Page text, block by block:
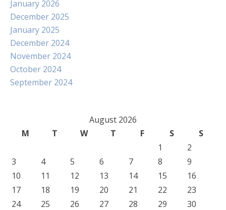
January 2026
December 2025
January 2025
December 2024
November 2024
October 2024
September 2024
August 2026
M
T W T F S
S
1
2
3
4 5 6 7 8
9
10
11 12 13 14 15
16
17
18 19 20 21 22
23
24
25 26 27 28 29
30